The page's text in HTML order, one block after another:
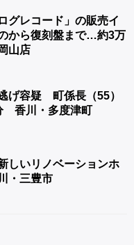
グレコード」の販売イ
から復刻盤まで…約3万
山店
げ容疑 町係長（55）
香川・多度津町
しいリノベーションホ
・三豊市